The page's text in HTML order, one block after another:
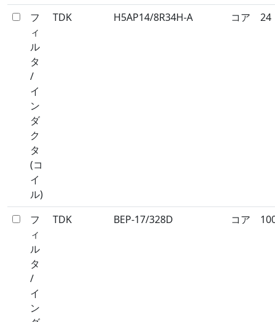
フ
ィ
ル
タ
/
イ
ン
ダ
ク
タ
(コ
イ
ル)
TDK H5AP14/8R34H-A コア 24
フ
ィ
ル
タ
/
イ
ン
TDK BEP-17/328D コア